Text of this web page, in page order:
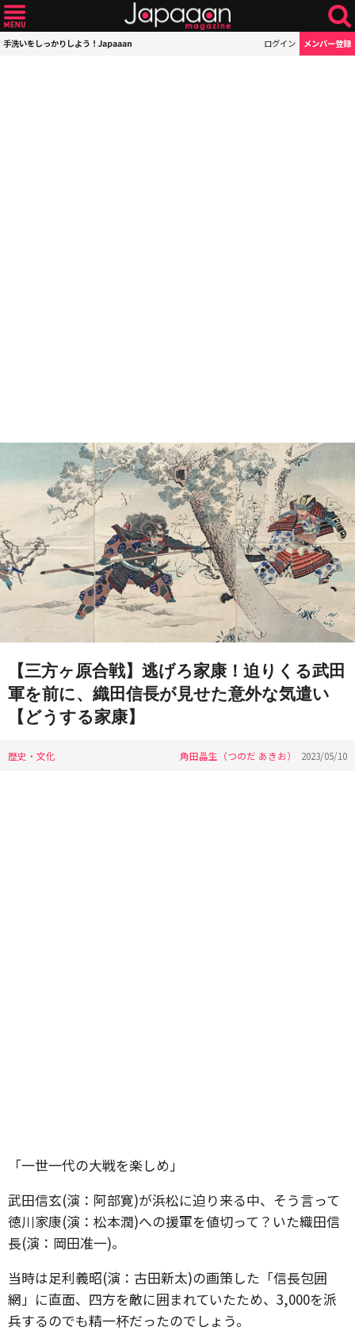
手洗いをしっかりしよう！Japaaan ログイン メンバー登録
【三方ヶ原合戦】逃げろ家康！迫りくる武田
軍を前に、織田信長が見せた意外な気遣い
【どうする家康】
歴史・文化 角田晶生（つのだ あきお） 2023/05/10
「一世一代の大戦を楽しめ」
武田信玄(演：阿部寛)が浜松に迫り来る中、そう言って
徳川家康(演：松本潤)への援軍を値切って？いた織田信
長(演：岡田准一)。
当時は足利義昭(演：古田新太)の画策した「信長包囲
網」に直面、四方を敵に囲まれていたため、3,000を派
兵するのでも精一杯だったのでしょう。